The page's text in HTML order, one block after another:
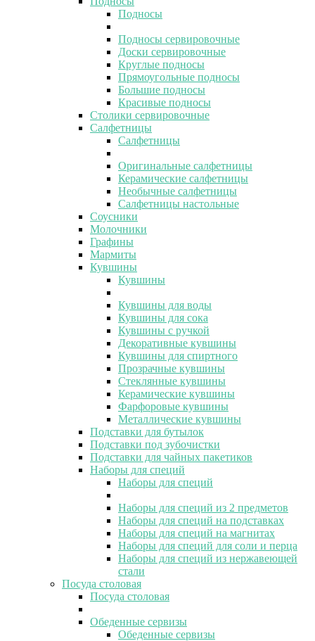
Подносы
Подносы сервировочные
Доски сервировочные
Круглые подносы
Прямоугольные подносы
Большие подносы
Красивые подносы
Столики сервировочные
Салфетницы
Салфетницы
Оригинальные салфетницы
Керамические салфетницы
Необычные салфетницы
Салфетницы настольные
Соусники
Молочники
Графины
Мармиты
Кувшины
Кувшины
Кувшины для воды
Кувшины для сока
Кувшины с ручкой
Декоративные кувшины
Кувшины для спиртного
Прозрачные кувшины
Стеклянные кувшины
Керамические кувшины
Фарфоровые кувшины
Металлические кувшины
Подставки для бутылок
Подставки под зубочистки
Подставки для чайных пакетиков
Наборы для специй
Наборы для специй
Наборы для специй из 2 предметов
Наборы для специй на подставках
Наборы для специй на магнитах
Наборы для специй для соли и перца
Наборы для специй из нержавеющей
стали
Посуда столовая
Посуда столовая
Обеденные сервизы
Обеденные сервизы